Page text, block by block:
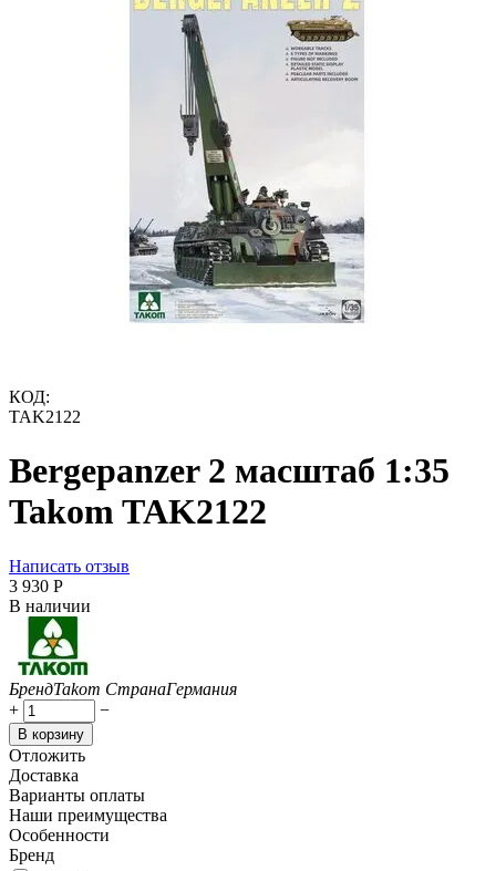
КОД:
TAK2122
Bergepanzer 2 масштаб 1:35
Takom TAK2122
Написать отзыв
3 930 Р
В наличии
БрендTakom СтранаГермания
+
−
В корзину
Отложить
Доставка
Варианты оплаты
Наши преимущества
Особенности
Бренд